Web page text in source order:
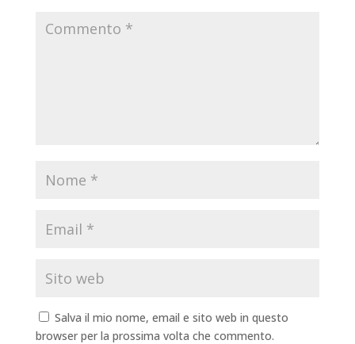
Salva il mio nome, email e sito web in questo
browser per la prossima volta che commento.